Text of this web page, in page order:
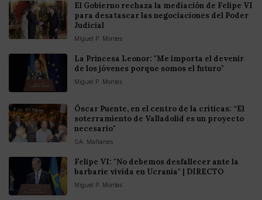
El Gobierno rechaza la mediación de Felipe VI
para desatascar las negociaciones del Poder
Judicial
Miguel P. Montes
La Princesa Leonor: "Me importa el devenir
de los jóvenes porque somos el futuro"
Miguel P. Montes
Óscar Puente, en el centro de la críticas: “El
soterramiento de Valladolid es un proyecto
necesario"
GA. Mañanes
Felipe VI: "No debemos desfallecer ante la
barbarie vivida en Ucrania" | DIRECTO
Miguel P. Montes